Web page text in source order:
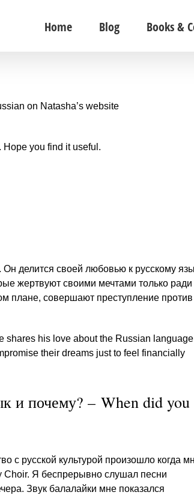
Home Blog Books &
on Natasha’s website
Hope you find it useful.
Он делится своей любовью к русскому
жертвуют своими мечтами только ради
плане, совершают преступление против
shares his love about the Russian language
their dreams just to feel financially
и почему? – When did you
с русской культурой произошло когда
Choir. Я беспрерывно слушал песни
Звук балалайки мне показался